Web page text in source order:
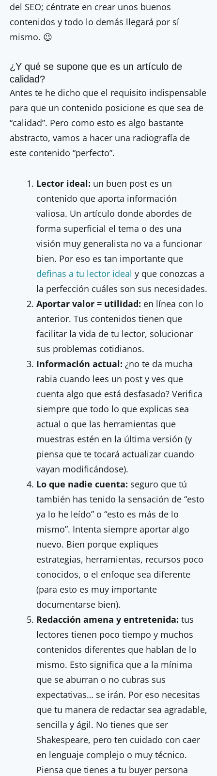
del SEO; céntrate en crear unos buenos
contenidos y todo lo demás llegará por sí
mismo. 😉
¿Y qué se supone que es un artículo de
calidad?
Antes te he dicho que el requisito indispensable
para que un contenido posicione es que sea de
“calidad”. Pero como esto es algo bastante
abstracto, vamos a hacer una radiografía de
este contenido “perfecto”.
Lector ideal: un buen post es un
contenido que aporta información
valiosa. Un artículo donde abordes de
forma superficial el tema o des una
visión muy generalista no va a funcionar
bien. Por eso es tan importante que
definas a tu lector ideal y que conozcas a
la perfección cuáles son sus necesidades.
Aportar valor = utilidad: en línea con lo
anterior. Tus contenidos tienen que
facilitar la vida de tu lector, solucionar
sus problemas cotidianos.
Información actual: ¿no te da mucha
rabia cuando lees un post y ves que
cuenta algo que está desfasado? Verifica
siempre que todo lo que explicas sea
actual o que las herramientas que
muestras estén en la última versión (y
piensa que te tocará actualizar cuando
vayan modificándose).
Lo que nadie cuenta: seguro que tú
también has tenido la sensación de “esto
ya lo he leído” o “esto es más de lo
mismo”. Intenta siempre aportar algo
nuevo. Bien porque expliques
estrategias, herramientas, recursos poco
conocidos, o el enfoque sea diferente
(para esto es muy importante
documentarse bien).
Redacción amena y entretenida: tus
lectores tienen poco tiempo y muchos
contenidos diferentes que hablan de lo
mismo. Esto significa que a la mínima
que se aburran o no cubras sus
expectativas… se irán. Por eso necesitas
que tu manera de redactar sea agradable,
sencilla y ágil. No tienes que ser
Shakespeare, pero ten cuidado con caer
en lenguaje complejo o muy técnico.
Piensa que tienes a tu buyer persona